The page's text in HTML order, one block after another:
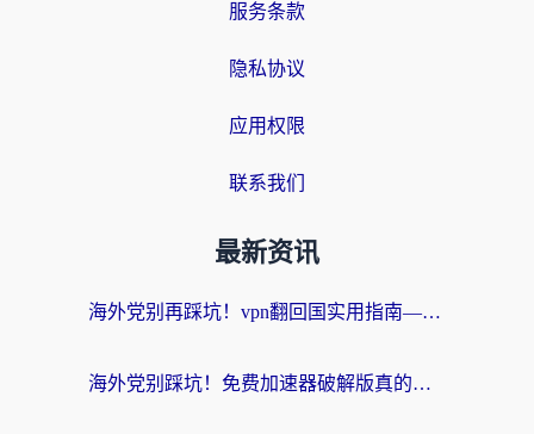
服务条款
隐私协议
应用权限
联系我们
最新资讯
海外党别再踩坑！vpn翻回国实用指南——选对加速器，国内资源无缝用
海外党别踩坑！免费加速器破解版真的能用？教你无缝访问国内资源的正确姿势